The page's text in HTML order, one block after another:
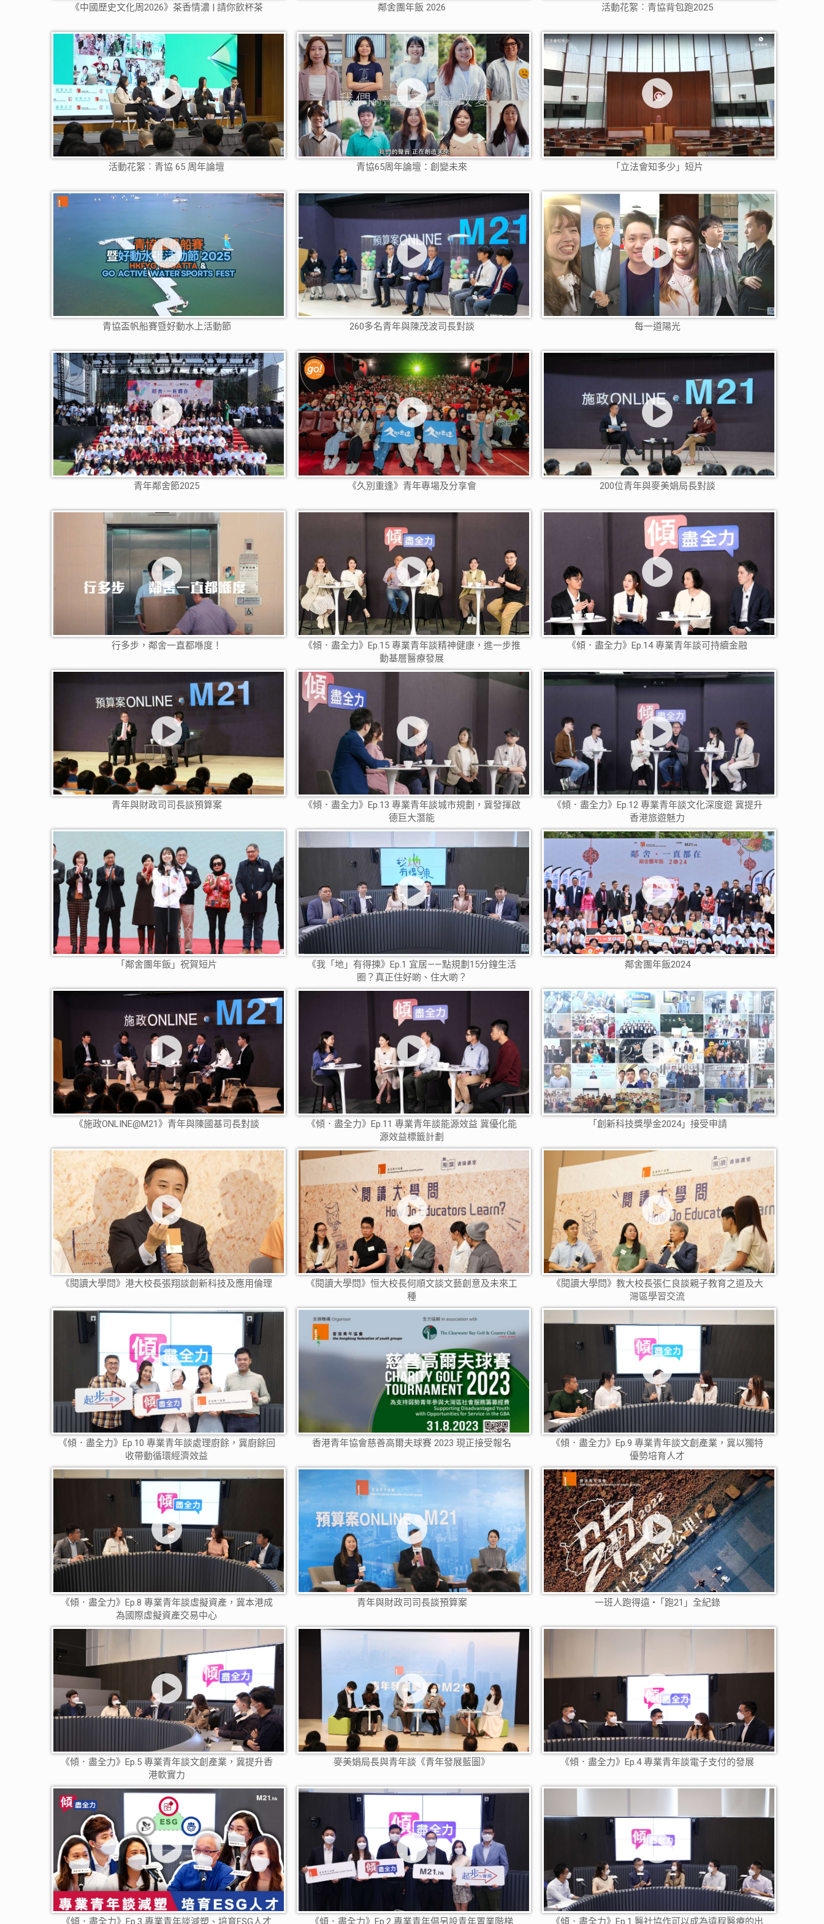
《中國歷史文化周2026》茶香情濃 | 請你飲杯茶 鄰舍團年飯 2026 活動花絮︰青協背包跑2025
活動花絮︰青協 65 周年論壇 青協65周年論壇：創變未來 「立法會知多少」短片
青協盃帆船賽暨好動水上活動節 260多名青年與陳茂波司長對談 每一道陽光
青年鄰舍節2025 《久別重逢》青年專場及分享會 200位青年與麥美娟局長對談
行多步，鄰舍一直都喺度！
《傾．盡全力》Ep.15 專業青年談精神健康，進一步推
動基層醫療發展
《傾．盡全力》Ep.14 專業青年談可持續金融
青年與財政司司長談預算案
《傾．盡全力》Ep.13 專業青年談城市規劃，冀發揮啟
德巨大潛能
《傾．盡全力》Ep.12 專業青年談文化深度遊 冀提升
香港旅遊魅力
「鄰舍團年飯」祝賀短片
《我「地」有得揀》Ep.1 宜居——點規劃15分鐘生活
圈？真正住好啲、住大啲？
鄰舍團年飯2024
《施政ONLINE@M21》青年與陳國基司長對談
《傾．盡全力》Ep.11 專業青年談能源效益 冀優化能
源效益標籤計劃
「創新科技獎學金2024」接受申請
《閱讀大學問》港大校長張翔談創新科技及應用倫理
《閱讀大學問》恒大校長何順文談文藝創意及未來工
種
《閱讀大學問》教大校長張仁良談親子教育之道及大
灣區學習交流
《傾．盡全力》Ep.10 專業青年談處理廚餘，冀廚餘回
收帶動循環經濟效益
香港青年協會慈善高爾夫球賽 2023 現正接受報名
《傾．盡全力》Ep.9 專業青年談文創產業，冀以獨特
優勢培育人才
《傾．盡全力》Ep.8 專業青年談虛擬資產，冀本港成
為國際虛擬資產交易中心
青年與財政司司長談預算案 一班人跑得遠 •「跑21」全紀錄
《傾．盡全力》Ep.5 專業青年談文創產業，冀提升香
港軟實力
麥美娟局長與青年談《青年發展藍圖》 《傾．盡全力》Ep.4 專業青年談電子支付的發展
《傾．盡全力》Ep.3 專業青年談減塑、培育ESG人才 《傾．盡全力》Ep.2 專業青年倡另設青年置業階梯 《傾．盡全力》Ep.1 醫社協作可以成為遠程醫療的出